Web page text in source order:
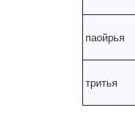
паойрья
тритья